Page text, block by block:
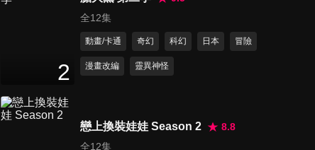
24分鐘
24分鐘
2
全12集
動畫/卡通 奇幻 科幻 日本 冒險
漫畫改編 靈異神怪
戀上換裝娃娃 Season 2
8.8
全12集